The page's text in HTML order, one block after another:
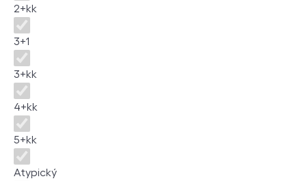
2+kk
3+1
3+kk
4+kk
5+kk
Atypický